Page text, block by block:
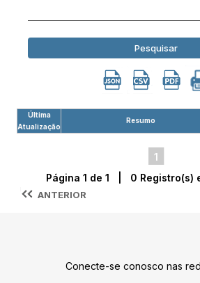
Pesquisar
Última
Atualização
Resumo
1
ANTERIOR
Página 1 de 1 | 0 Registro(s)
Conecte-se conosco nas